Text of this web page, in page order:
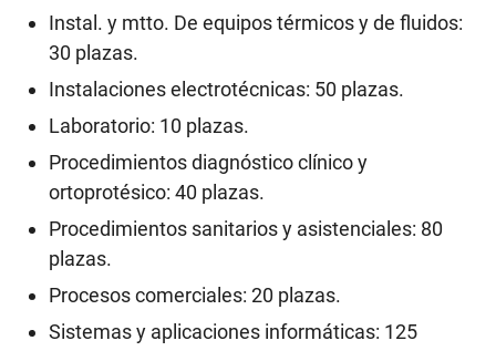
Instal. y mtto. De equipos térmicos y de fluidos:
30 plazas.
Instalaciones electrotécnicas: 50 plazas.
Laboratorio: 10 plazas.
Procedimientos diagnóstico clínico y
ortoprotésico: 40 plazas.
Procedimientos sanitarios y asistenciales: 80
plazas.
Procesos comerciales: 20 plazas.
Sistemas y aplicaciones informáticas: 125